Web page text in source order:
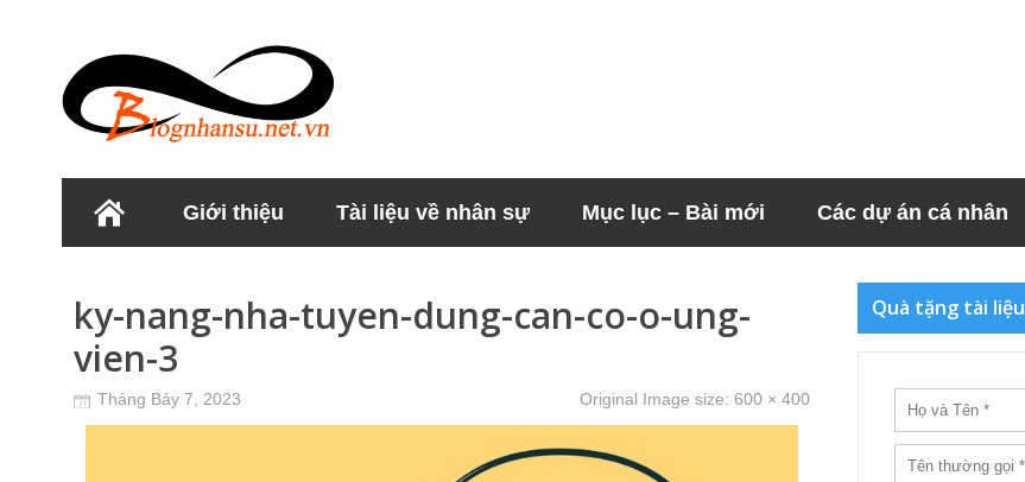
Giới thiệu Tài liệu về nhân sự Mục lục – Bài mới Các dự án cá nhân
ky-nang-nha-tuyen-dung-can-co-o-ung-
vien-3
Tháng Bảy 7, 2023 Original Image size: 600 × 400
Quà tặng tài liệu